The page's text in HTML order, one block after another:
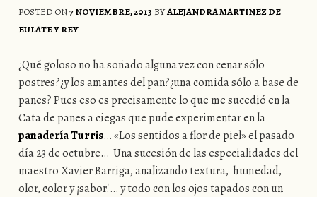
POSTED ON7 NOVIEMBRE, 2013 BYALEJANDRA MARTINEZ DE
EULATE Y REY
¿Qué goloso no ha soñado alguna vez con cenar sólo
postres?¿y los amantes del pan?¿una comida sólo a base de
panes? Pues eso es precisamente lo que me sucedió en la
Cata de panes a ciegas que pude experimentar en la
panadería Turris… «Los sentidos a flor de piel» el pasado
día 23 de octubre… Una sucesión de las especialidades del
maestro Xavier Barriga, analizando textura, humedad,
olor, color y ¡sabor!… y todo con los ojos tapados con un